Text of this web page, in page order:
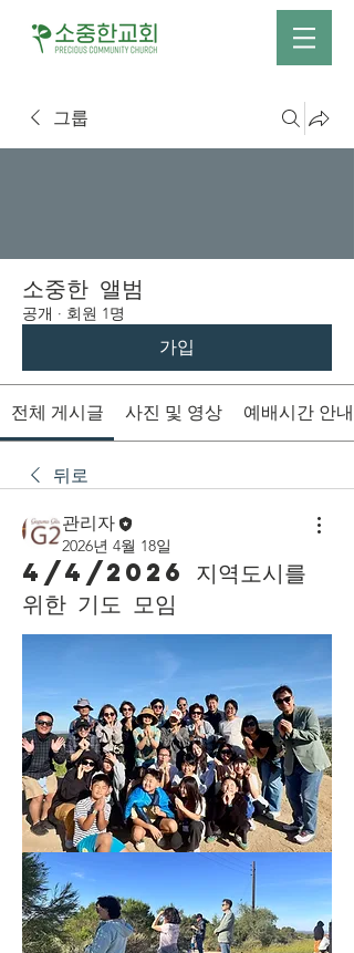
그룹
소중한 앨범
공개 · 회원 1명
가입
전체 게시글 사진 및 영상 예배시간 안내
뒤로
관리자
2026년 4월 18일
4/4/2026 지역도시를
위한 기도 모임